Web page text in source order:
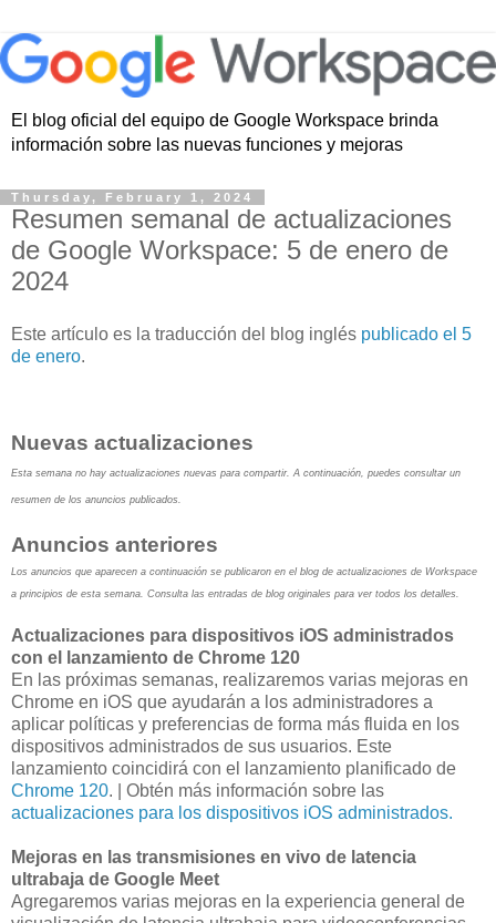
El blog oficial del equipo de Google Workspace brinda
información sobre las nuevas funciones y mejoras
Thursday, February 1, 2024
Resumen semanal de actualizaciones
de Google Workspace: 5 de enero de
2024
Este artículo es la traducción del blog inglés publicado el 5
de enero.
Nuevas actualizaciones
Esta semana no hay actualizaciones nuevas para compartir. A continuación, puedes consultar un
resumen de los anuncios publicados.
Anuncios anteriores
Los anuncios que aparecen a continuación se publicaron en el blog de actualizaciones de Workspace
a principios de esta semana. Consulta las entradas de blog originales para ver todos los detalles.
Actualizaciones para dispositivos iOS administrados
con el lanzamiento de Chrome 120
En las próximas semanas, realizaremos varias mejoras en
Chrome en iOS que ayudarán a los administradores a
aplicar políticas y preferencias de forma más fluida en los
dispositivos administrados de sus usuarios. Este
lanzamiento coincidirá con el lanzamiento planificado de
Chrome 120. | Obtén más información sobre las
actualizaciones para los dispositivos iOS administrados.
Mejoras en las transmisiones en vivo de latencia
ultrabaja de Google Meet
Agregaremos varias mejoras en la experiencia general de